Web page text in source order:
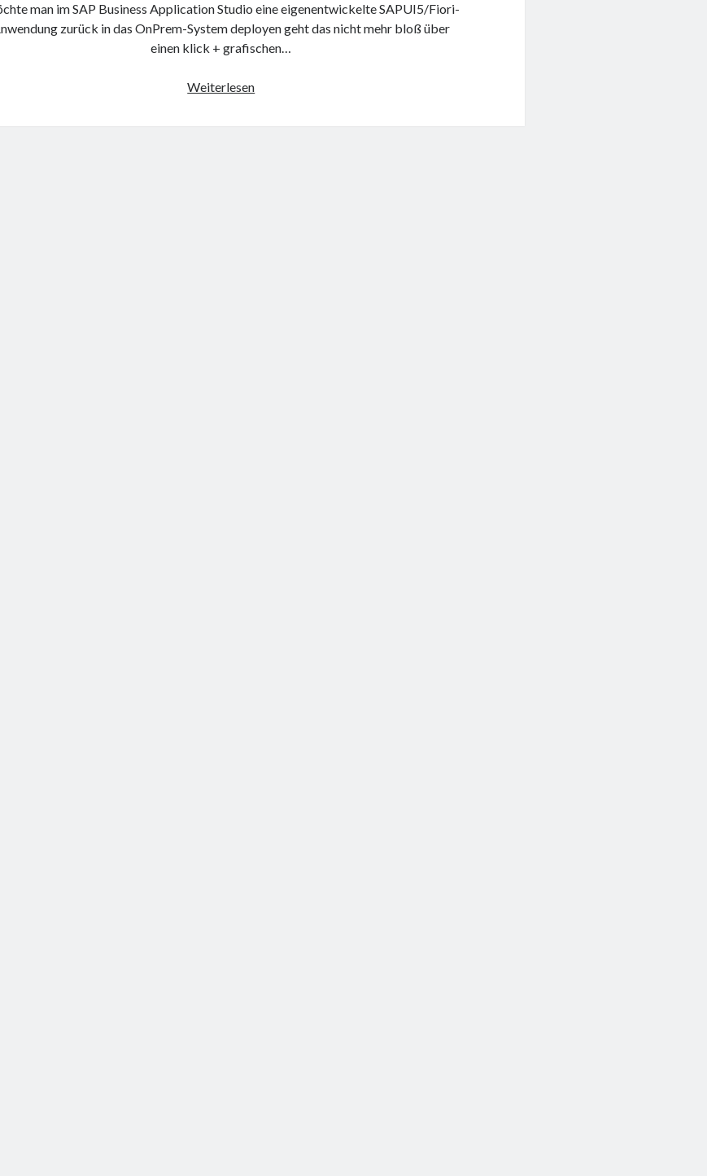
man im SAP Business Application Studio eine eigenentwickelte SAPUI5/Fiori-
zurück in das OnPrem-System deployen geht das nicht mehr bloß über
einen klick + grafischen…
WeiterlesenSAP